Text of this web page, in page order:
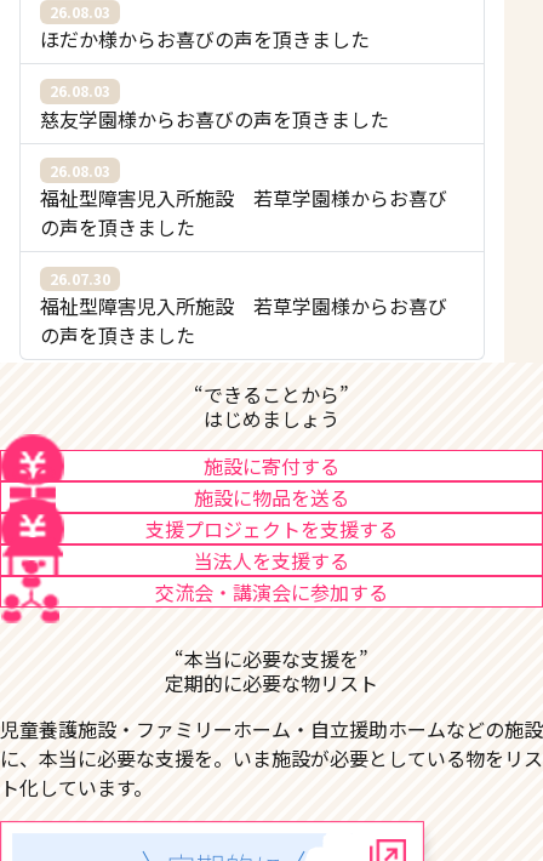
26.08.03
ほだか様からお喜びの声を頂きました
26.08.03
慈友学園様からお喜びの声を頂きました
26.08.03
福祉型障害児入所施設 若草学園様からお喜び
の声を頂きました
26.07.30
福祉型障害児入所施設 若草学園様からお喜び
の声を頂きました
“できることから”
はじめましょう
施設に寄付する
施設に物品を送る
支援プロジェクトを支援する
当法人を支援する
交流会・講演会に参加する
“本当に必要な支援を”
定期的に必要な物リスト
児童養護施設・ファミリーホーム・自立援助ホームなどの施設
に、本当に必要な支援を。いま施設が必要としている物をリス
ト化しています。